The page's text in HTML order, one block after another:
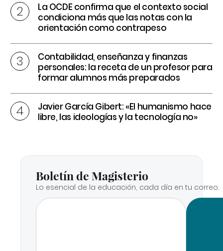
La OCDE confirma que el contexto social
condiciona más que las notas con la
orientación como contrapeso
Contabilidad, enseñanza y finanzas
personales: la receta de un profesor para
formar alumnos más preparados
Javier García Gibert: «El humanismo hace
libre, las ideologías y la tecnología no»
Boletín de Magisterio
Lo esencial de la educación, cada día en tu correo.